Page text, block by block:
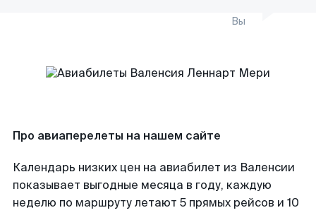
Вы
Про авиаперелеты на нашем сайте
Календарь низких цен на авиабилет из Валенсии
показывает выгодные месяца в году, каждую
неделю по маршруту летают 5 прямых рейсов и 10